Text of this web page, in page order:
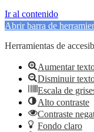
Ir al contenido
Abrir barra de
Herramientas de
Aumentar
Disminuir
Escala de
Alto contraste
Contraste
Fondo claro